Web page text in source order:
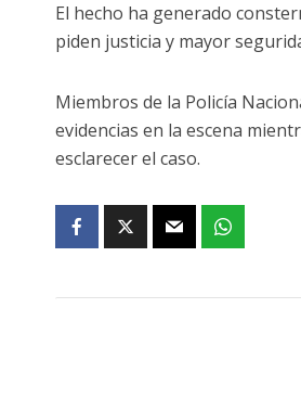
El hecho ha generado
piden justicia y mayor
Miembros de la Policía
evidencias en la escena
esclarecer el caso.